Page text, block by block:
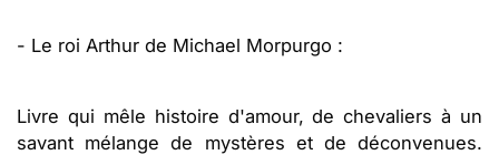
- Le roi Arthur de Michael Morpurgo :
Livre qui mêle histoire d'amour, de chevaliers à un
savant mélange de mystères et de déconvenues.